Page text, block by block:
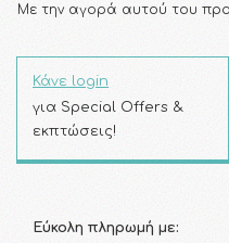
Με την αγορά αυτού του
Κάνε login
για Special Offers &
εκπτώσεις!
Εύκολη πληρωμή με: